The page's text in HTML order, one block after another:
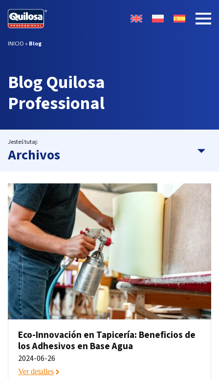
INICIO » Blog
Blog Quilosa
Professional
Jesteś tutaj:
Archivos
Eco-Innovación en Tapicería: Beneficios de
los Adhesivos en Base Agua
2024-06-26
Ver detalles